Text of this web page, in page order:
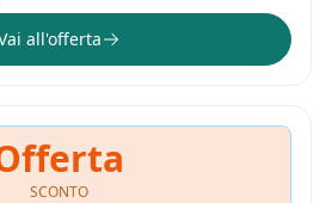
all'offerta
SCONTO